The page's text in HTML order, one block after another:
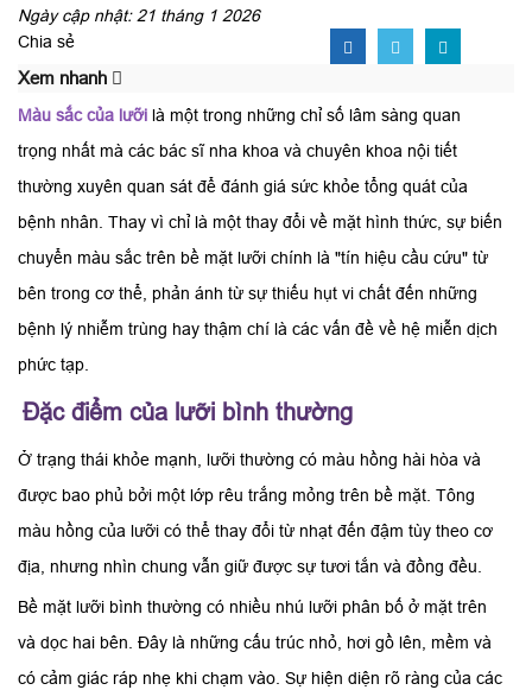
Ngày cập nhật: 21 tháng 1 2026
Chia sẻ
Xem nhanh
Màu sắc của lưỡi là một trong những chỉ số lâm sàng quan
trọng nhất mà các bác sĩ nha khoa và chuyên khoa nội tiết
thường xuyên quan sát để đánh giá sức khỏe tổng quát của
bệnh nhân. Thay vì chỉ là một thay đổi về mặt hình thức, sự biến
chuyển màu sắc trên bề mặt lưỡi chính là "tín hiệu cầu cứu" từ
bên trong cơ thể, phản ánh từ sự thiếu hụt vi chất đến những
bệnh lý nhiễm trùng hay thậm chí là các vấn đề về hệ miễn dịch
phức tạp.
Đặc điểm của lưỡi bình thường
Ở trạng thái khỏe mạnh, lưỡi thường có màu hồng hài hòa và
được bao phủ bởi một lớp rêu trắng mỏng trên bề mặt. Tông
màu hồng của lưỡi có thể thay đổi từ nhạt đến đậm tùy theo cơ
địa, nhưng nhìn chung vẫn giữ được sự tươi tắn và đồng đều.
Bề mặt lưỡi bình thường có nhiều nhú lưỡi phân bố ở mặt trên
và dọc hai bên. Đây là những cấu trúc nhỏ, hơi gồ lên, mềm và
có cảm giác ráp nhẹ khi chạm vào. Sự hiện diện rõ ràng của các